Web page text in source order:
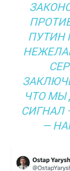
ПУТИН
ЧТО МЫ
СИГНАЛ
—